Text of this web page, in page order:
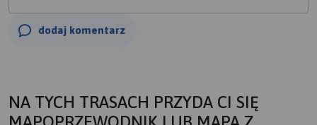
dodaj komentarz
NA TYCH TRASACH PRZYDA CI SIĘ